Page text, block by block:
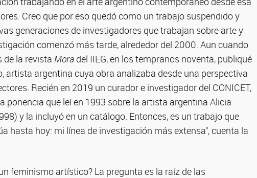
Creo que por eso quedó como un trabajo suspendido y
generaciones de investigadores que trabajan sobre arte y
comenzó más tarde, alrededor del 2000. Aun cuando
de la revista Mora del IIEG, en los tempranos noventa, publiqué
artista argentina cuya obra analizaba desde una perspectiva
Recién en 2019 un curador e investigador del CONICET,
ponencia que leí en 1993 sobre la artista argentina Alicia
y la incluyó en un catálogo. Entonces, es un trabajo que
hasta hoy: mi línea de investigación más extensa”, cuenta la
feminismo artístico? La pregunta es la raíz de las